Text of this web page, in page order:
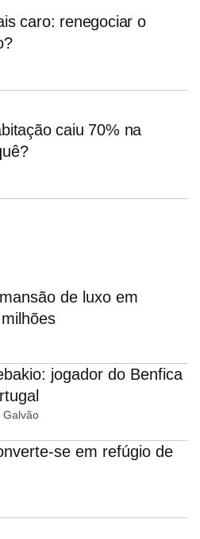
caro: renegociar o
caiu 70% na
de luxo em
jogador do Benfica
Galvão
se em refúgio de